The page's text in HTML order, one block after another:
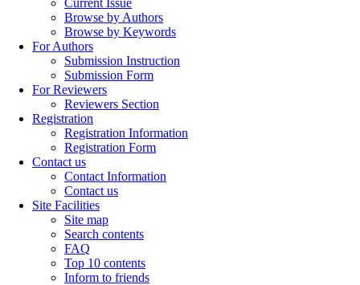
Current Issue
Browse by Authors
Browse by Keywords
For Authors
Submission Instruction
Submission Form
For Reviewers
Reviewers Section
Registration
Registration Information
Registration Form
Contact us
Contact Information
Contact us
Site Facilities
Site map
Search contents
FAQ
Top 10 contents
Inform to friends